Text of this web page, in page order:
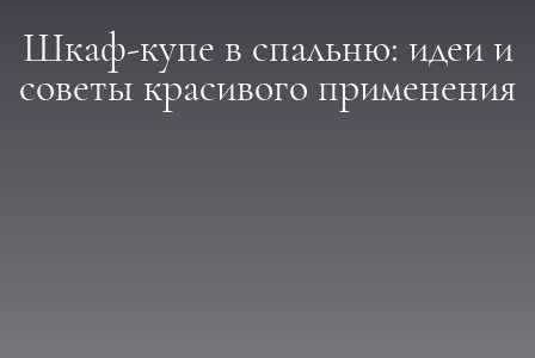
Шкаф-купе в спальню: идеи и
советы красивого применения